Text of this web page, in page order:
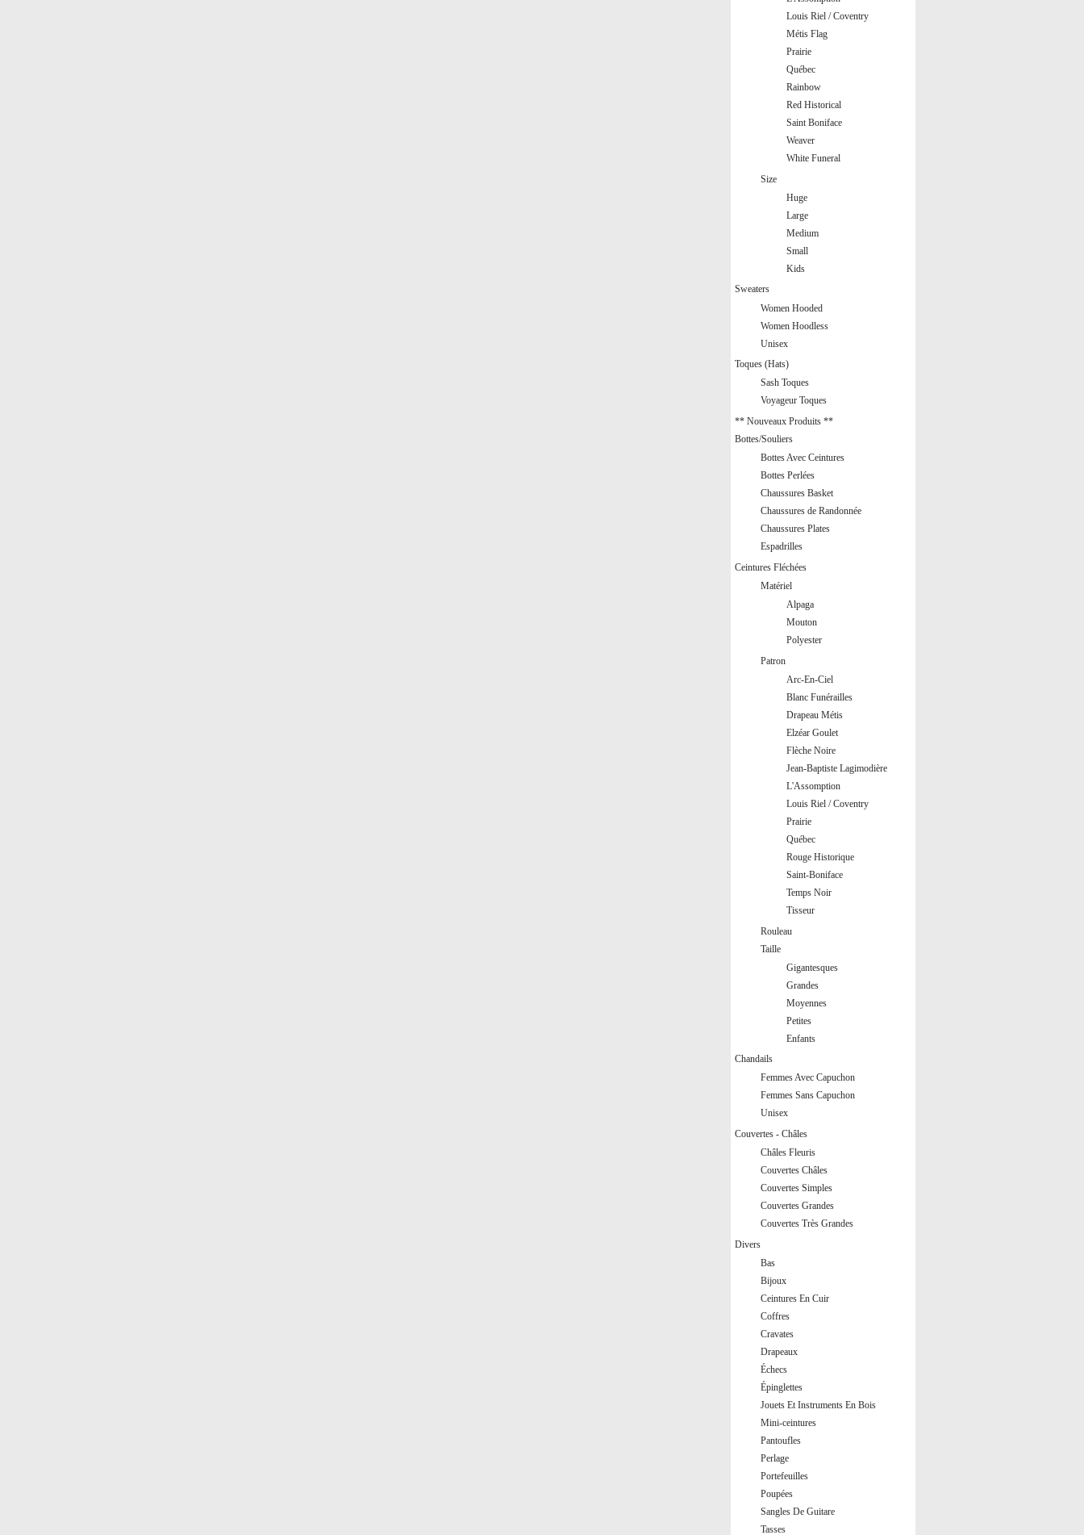
Louis Riel / Coventry
Métis Flag
Prairie
Québec
Rainbow
Red Historical
Saint Boniface
Weaver
White Funeral
Size
Huge
Large
Medium
Small
Kids
Sweaters
Women Hooded
Women Hoodless
Unisex
Toques (Hats)
Sash Toques
Voyageur Toques
** Nouveaux Produits **
Bottes/Souliers
Bottes Avec Ceintures
Bottes Perlées
Chaussures Basket
Chaussures de Randonnée
Chaussures Plates
Espadrilles
Ceintures Fléchées
Matériel
Alpaga
Mouton
Polyester
Patron
Arc-En-Ciel
Blanc Funérailles
Drapeau Métis
Elzéar Goulet
Flèche Noire
Jean-Baptiste Lagimodière
L'Assomption
Louis Riel / Coventry
Prairie
Québec
Rouge Historique
Saint-Boniface
Temps Noir
Tisseur
Rouleau
Taille
Gigantesques
Grandes
Moyennes
Petites
Enfants
Chandails
Femmes Avec Capuchon
Femmes Sans Capuchon
Unisex
Couvertes - Châles
Châles Fleuris
Couvertes Châles
Couvertes Simples
Couvertes Grandes
Couvertes Très Grandes
Divers
Bas
Bijoux
Ceintures En Cuir
Coffres
Cravates
Drapeaux
Échecs
Épinglettes
Jouets Et Instruments En Bois
Mini-ceintures
Pantoufles
Perlage
Portefeuilles
Poupées
Sangles De Guitare
Tasses